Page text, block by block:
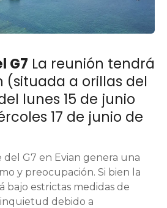
G7 La reunión tendrá
(situada a orillas del
lunes 15 de junio
17 de junio de
del G7 en Evian genera una
y preocupación. Si bien la
bajo estrictas medidas de
debido a